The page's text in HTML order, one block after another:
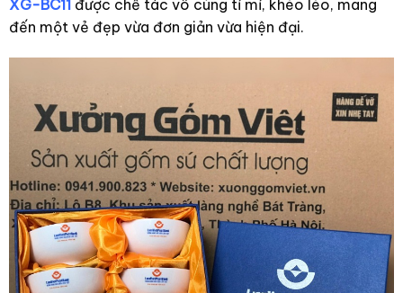
XG-BC11 được chế tác vô cùng tỉ mỉ, khéo léo, mang
đến một vẻ đẹp vừa đơn giản vừa hiện đại.